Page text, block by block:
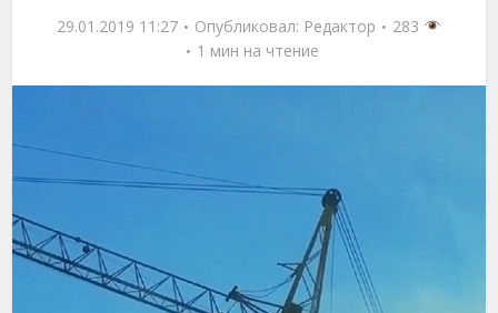
29.01.2019 11:27 Опубликовал: Редактор
283
1 мин на чтение